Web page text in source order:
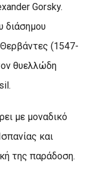
Gorsky.
διάσημου
(1547-
θυελλώδη
με μοναδικό
και
της παράδοση.